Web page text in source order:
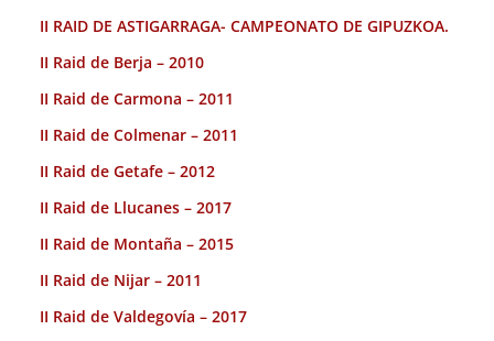
II RAID DE ASTIGARRAGA- CAMPEONATO DE GIPUZKOA.
II Raid de Berja – 2010
II Raid de Carmona – 2011
II Raid de Colmenar – 2011
II Raid de Getafe – 2012
II Raid de Llucanes – 2017
II Raid de Montaña – 2015
II Raid de Nijar – 2011
II Raid de Valdegovía – 2017